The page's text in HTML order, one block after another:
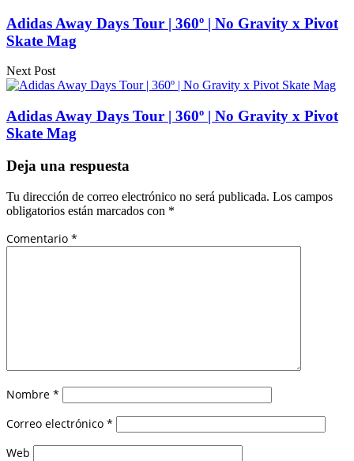
Adidas Away Days Tour | 360º | No Gravity x Pivot
Skate Mag
Next Post
Adidas Away Days Tour | 360º | No Gravity x Pivot
Skate Mag
Deja una respuesta
Tu dirección de correo electrónico no será publicada. Los campos
obligatorios están marcados con *
Comentario *
Nombre *
Correo electrónico *
Web